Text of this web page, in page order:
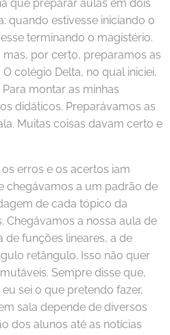
que preparar aulas em dois
quando estivesse iniciando o
terminando o magistério.
por certo, preparamos as
colégio Delta, no qual iniciei,
montar as minhas
didáticos. Preparávamos as
Muitas coisas davam certo e
erros e os acertos iam
chegávamos a um padrão de
de cada tópico da
Chegávamos a nossa aula de
de funções lineares, a de
retângulo. Isso não quer
Sempre disse que,
sei o que pretendo fazer,
sala depende de diversos
dos alunos até as notícias